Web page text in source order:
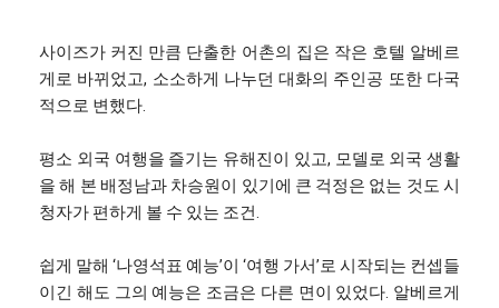
사이즈가 커진 만큼 단출한 어촌의 집은 작은 호텔 알베르
게로 바뀌었고, 소소하게 나누던 대화의 주인공 또한 다국
적으로 변했다.
평소 외국 여행을 즐기는 유해진이 있고, 모델로 외국 생활
을 해 본 배정남과 차승원이 있기에 큰 걱정은 없는 것도 시
청자가 편하게 볼 수 있는 조건.
쉽게 말해 ‘나영석표 예능’이 ‘여행 가서’로 시작되는 컨셉들
이긴 해도 그의 예능은 조금은 다른 면이 있었다. 알베르게